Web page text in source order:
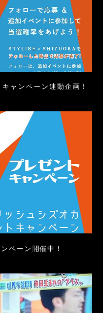
ャンペーン連動企画！
ペーン開催中！